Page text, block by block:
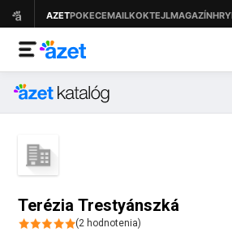
Terézia Trestyánszká
(2 hodnotenia)